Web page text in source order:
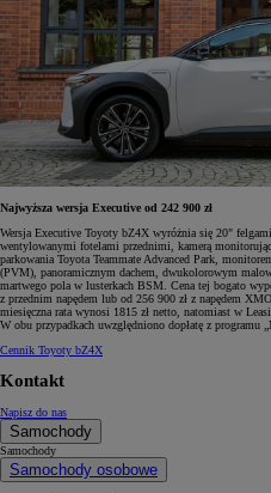
Najwyższa wersja Executive od 242 900 zł
Wersja Executive Toyoty bZ4X wyróżnia się 20"
wentylowanymi fotelami przednimi, kamerą
parkowania Toyota Teammate Advanced Park,
(PVM), panoramicznym dachem, dwukolorowym
martwego pola w lusterkach BSM. Cena tej bogato
z przednim napędem lub od 256 900 zł z napędem
miesięczna rata wynosi 1815 zł netto, natomiast w
W obu przypadkach uwzględniono dopłatę z programu
Cennik Toyoty bZ4X
Kontakt
Napisz do nas
Samochody
Samochody
Samochody osobowe